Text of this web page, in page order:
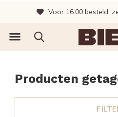
Voor 16:00 besteld,
Producten